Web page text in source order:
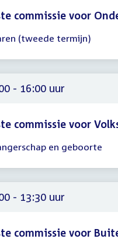
commissie voor
(tweede termijn)
- 16:00 uur
commissie voor
en geboorte
- 13:30 uur
commissie voor